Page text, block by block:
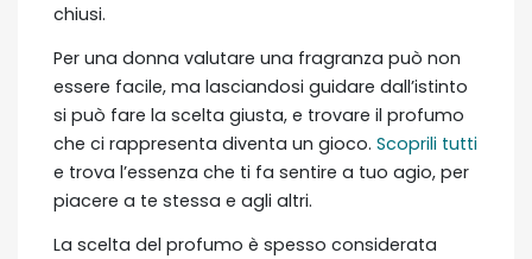
chiusi.
Per una donna valutare una fragranza può non
essere facile, ma lasciandosi guidare dall’istinto
si può fare la scelta giusta, e trovare il profumo
che ci rappresenta diventa un gioco. Scoprili tutti
e trova l’essenza che ti fa sentire a tuo agio, per
piacere a te stessa e agli altri.
La scelta del profumo è spesso considerata